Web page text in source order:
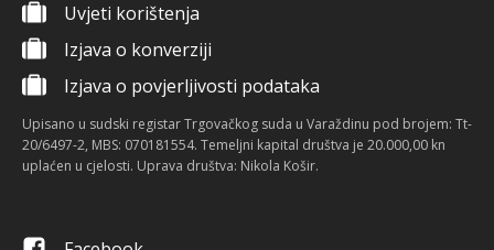
Uvjeti korištenja
Izjava o konverziji
Izjava o povjerljivosti podataka
Upisano u sudski registar Trgovačkog suda u Varaždinu pod brojem: Tt-
20/6497-2, MBS: 070181554. Temeljni kapital društva je 20.000,00 kn
uplaćen u cjelosti. Uprava društva: Nikola Košir.